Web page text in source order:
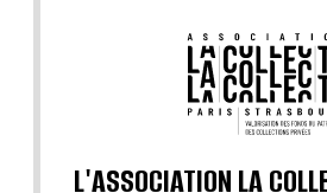
L'ASSOCIATION LA